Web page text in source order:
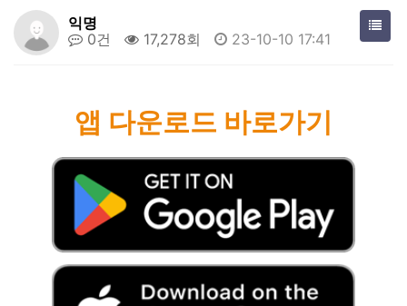
익명
0건
17,278회 23-10-10 17:41
앱 다운로드 바로가기